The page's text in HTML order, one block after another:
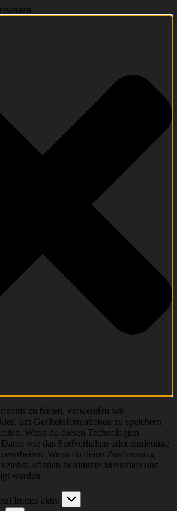
zu bieten, verwenden wir
um Geräteinformationen zu speichern
Wenn du diesen Technologien
wie das Surfverhalten oder eindeutige
Wenn du deine Zustimmung
können bestimmte Merkmale und
werden.
Immer aktiv